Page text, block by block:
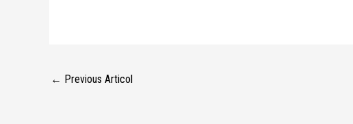
← Previous Articol